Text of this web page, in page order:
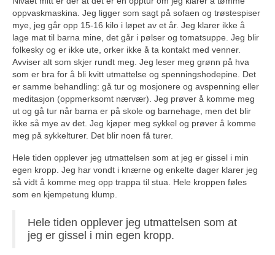
oppvaskmaskina. Jeg ligger som sagt på sofaen og trøstespiser
mye, jeg går opp 15-16 kilo i løpet av et år. Jeg klarer ikke å
lage mat til barna mine, det går i pølser og tomatsuppe. Jeg blir
folkesky og er ikke ute, orker ikke å ta kontakt med venner.
Avviser alt som skjer rundt meg. Jeg leser meg grønn på hva
som er bra for å bli kvitt utmattelse og spenningshodepine. Det
er samme behandling: gå tur og mosjonere og avspenning eller
meditasjon (oppmerksomt nærvær). Jeg prøver å komme meg
ut og gå tur når barna er på skole og barnehage, men det blir
ikke så mye av det. Jeg kjøper meg sykkel og prøver å komme
meg på sykkelturer. Det blir noen få turer.
Hele tiden opplever jeg utmattelsen som at jeg er gissel i min
egen kropp. Jeg har vondt i knærne og enkelte dager klarer jeg
så vidt å komme meg opp trappa til stua. Hele kroppen føles
som en kjempetung klump.
Hele tiden opplever jeg utmattelsen som at
jeg er gissel i min egen kropp.